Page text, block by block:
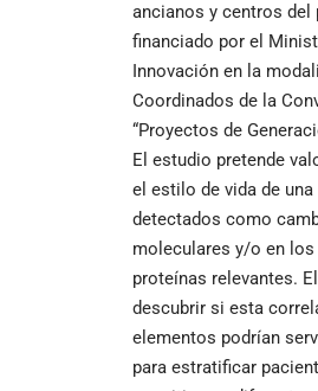
ancianos y centros del
financiado por el
Innovación en la
Coordinados de la
“Proyectos de
El estudio pretende
el estilo de vida de
detectados como
moleculares y/o en
proteínas relevantes.
descubrir si esta
elementos podrían
para estratificar